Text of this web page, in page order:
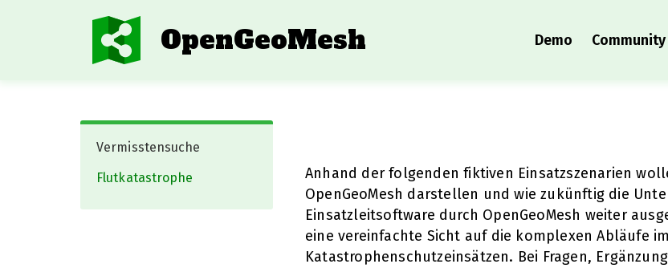
OpenGeoMesh Demo
Vermisstensuche
Flutkatastrophe
Anhand der folgenden fiktiven Einsatzszenarien
OpenGeoMesh darstellen und wie zukünftig die
Einsatzleitsoftware durch OpenGeoMesh weiter
eine vereinfachte Sicht auf die komplexen Abläufe
Katastrophenschutzeinsätzen. Bei Fragen,